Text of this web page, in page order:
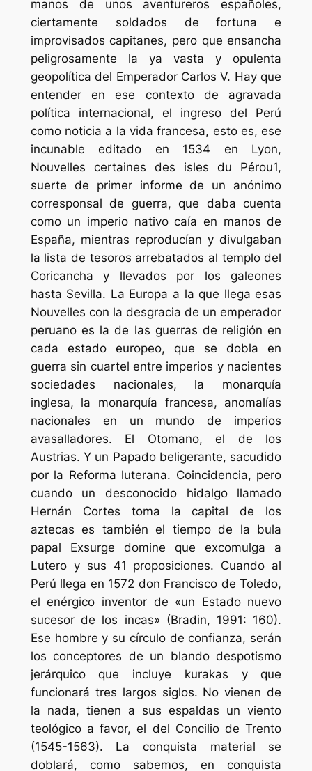
manos de unos aventureros españoles,
ciertamente soldados de fortuna e
improvisados capitanes, pero que ensancha
peligrosamente la ya vasta y opulenta
geopolítica del Emperador Carlos V. Hay que
entender en ese contexto de agravada
política internacional, el ingreso del Perú
como noticia a la vida francesa, esto es, ese
incunable editado en 1534 en Lyon,
Nouvelles certaines des isles du Pérou1,
suerte de primer informe de un anónimo
corresponsal de guerra, que daba cuenta
como un imperio nativo caía en manos de
España, mientras reproducían y divulgaban
la lista de tesoros arrebatados al templo del
Coricancha y llevados por los galeones
hasta Sevilla. La Europa a la que llega esas
Nouvelles con la desgracia de un emperador
peruano es la de las guerras de religión en
cada estado europeo, que se dobla en
guerra sin cuartel entre imperios y nacientes
sociedades nacionales, la monarquía
inglesa, la monarquía francesa, anomalías
nacionales en un mundo de imperios
avasalladores. El Otomano, el de los
Austrias. Y un Papado beligerante, sacudido
por la Reforma luterana. Coincidencia, pero
cuando un desconocido hidalgo llamado
Hernán Cortes toma la capital de los
aztecas es también el tiempo de la bula
papal Exsurge domine que excomulga a
Lutero y sus 41 proposiciones. Cuando al
Perú llega en 1572 don Francisco de Toledo,
el enérgico inventor de «un Estado nuevo
sucesor de los incas» (Bradin, 1991: 160).
Ese hombre y su círculo de confianza, serán
los conceptores de un blando despotismo
jerárquico que incluye kurakas y que
funcionará tres largos siglos. No vienen de
la nada, tienen a sus espaldas un viento
teológico a favor, el del Concilio de Trento
(1545-1563). La conquista material se
doblará, como sabemos, en conquista